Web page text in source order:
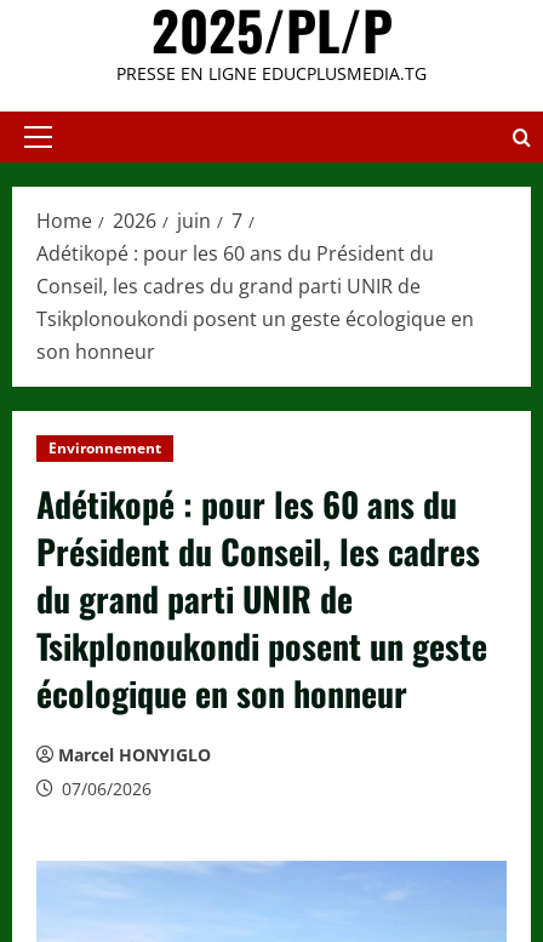
2025/PL/P
PRESSE EN LIGNE EDUCPLUSMEDIA.TG
Primary
Home 2026 juin
7
Adétikopé : pour les 60 ans du Président du
Conseil, les cadres du grand parti UNIR de
Tsikplonoukondi posent un geste écologique en
son honneur
Environnement
Adétikopé : pour les 60 ans du
Président du Conseil, les cadres
du grand parti UNIR de
Tsikplonoukondi posent un geste
écologique en son honneur
Marcel HONYIGLO
07/06/2026